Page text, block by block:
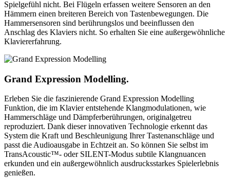
Spielgefühl nicht. Bei Flügeln erfassen weitere Sensoren an den
Hämmern einen breiteren Bereich von Tastenbewegungen. Die
Hammersensoren sind berührungslos und beeinflussen den
Anschlag des Klaviers nicht. So erhalten Sie eine außergewöhnliche
Klaviererfahrung.
Grand Expression Modelling.
Erleben Sie die faszinierende Grand Expression Modelling
Funktion, die im Klavier entstehende Klangmodulationen, wie
Hammerschläge und Dämpferberührungen, originalgetreu
reproduziert. Dank dieser innovativen Technologie erkennt das
System die Kraft und Beschleunigung Ihrer Tastenanschläge und
passt die Audioausgabe in Echtzeit an. So können Sie selbst im
TransAcoustic™- oder SILENT-Modus subtile Klangnuancen
erkunden und ein außergewöhnlich ausdrucksstarkes Spielerlebnis
genießen.